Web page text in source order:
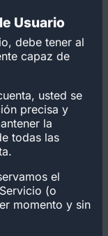
Usuario
debe tener al
capaz de
usted se
precisa y
la
todas las
el
(o
momento y sin